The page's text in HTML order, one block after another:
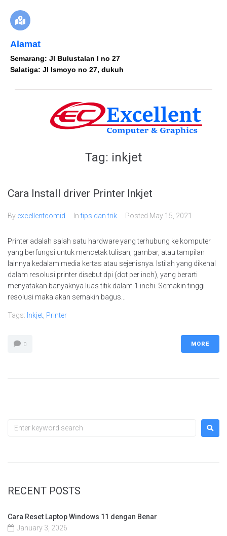
Alamat
Semarang: Jl Bulustalan I no 27
Salatiga: Jl Ismoyo no 27, dukuh
Tag: inkjet
Cara Install driver Printer Inkjet
By excellentcomid Intips dan trik Posted May 15, 2021
Printer adalah salah satu hardware yang terhubung ke komputer
yang berfungsi untuk mencetak tulisan, gambar, atau tampilan
lainnya kedalam media kertas atau sejenisnya. Istilah yang dikenal
dalam resolusi printer disebut dpi (dot per inch), yang berarti
menyatakan banyaknya luas titik dalam 1 inchi. Semakin tinggi
resolusi maka akan semakin bagus...
Tags: Inkjet Printer
0 MORE
RECENT POSTS
Cara Reset Laptop Windows 11 dengan Benar
January 3, 2026